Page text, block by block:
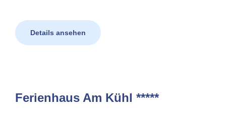
Details ansehen
Ferienhaus Am Kühl *****